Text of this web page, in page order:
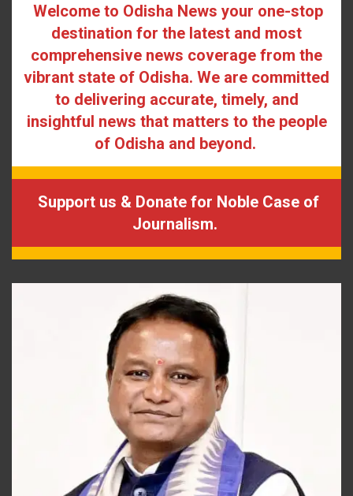
Welcome to Odisha News your one-stop
destination for the latest and most
comprehensive news coverage from the
vibrant state of Odisha. We are committed
to delivering accurate, timely, and
insightful news that matters to the people
of Odisha and beyond.
Support us & Donate for Noble Case of
Journalism.